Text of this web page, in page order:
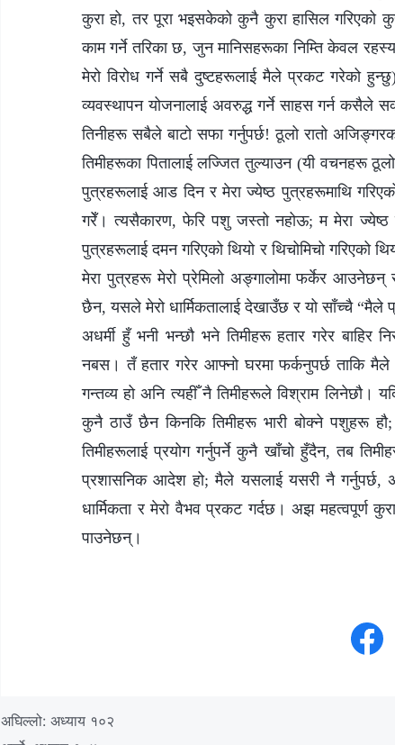
कुरा हो, तर पूरा भइसकेको कुनै कुरा हासिल
काम गर्ने तरिका छ, जुन मानिसहरूका निम्ति केवल
मेरो विरोध गर्ने सबै दुष्टहरूलाई मैले प्रकट गरेको
व्यवस्थापन योजनालाई अवरुद्ध गर्ने साहस गर्न
तिनीहरू सबैले बाटो सफा गर्नुपर्छ! ठूलो रातो
तिमीहरूका पितालाई लज्जित तुल्याउन (यी वचनहरू
पुत्रहरूलाई आड दिन र मेरा ज्येष्ठ पुत्रहरूमाथि
गरेँ। त्यसैकारण, फेरि पशु जस्तो नहोऊ; म मेरा ज्येष्ठ
पुत्रहरूलाई दमन गरिएको थियो र थिचोमिचो गरिएको
मेरा पुत्रहरू मेरो प्रेमिलो अङ्गालोमा फर्केर आउनेछन्
छैन, यसले मेरो धार्मिकतालाई देखाउँछ र यो साँच्चै “मैले
अधर्मी हुँ भनी भन्छौ भने तिमीहरू हतार गरेर बाहिर
नबस। तँ हतार गरेर आफ्नो घरमा फर्कनुपर्छ ताकि
गन्तव्य हो अनि त्यहीँ नै तिमीहरूले विश्राम लिनेछौ।
कुनै ठाउँ छैन किनकि तिमीहरू भारी बोक्ने पशुहरू
तिमीहरूलाई प्रयोग गर्नुपर्ने कुनै खाँचो हुँदैन, तब
प्रशासनिक आदेश हो; मैले यसलाई यसरी नै गर्नुपर्छ,
धार्मिकता र मेरो वैभव प्रकट गर्दछ। अझ महत्वपूर्ण
पाउनेछन्।
अघिल्लो: अध्याय १०२